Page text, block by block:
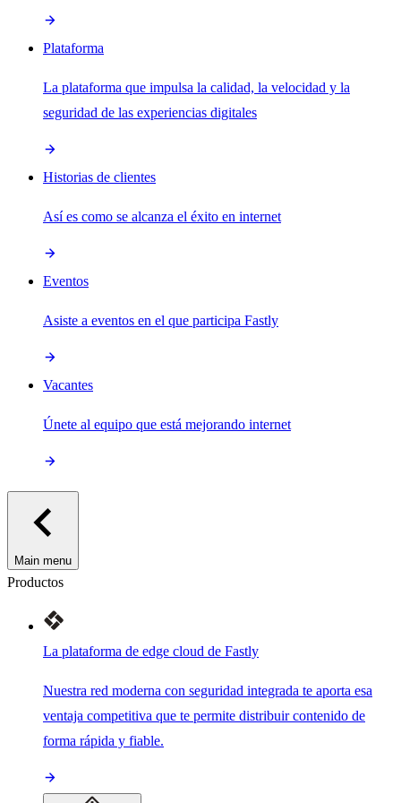
Plataforma
La plataforma que impulsa la calidad, la velocidad y la
seguridad de las experiencias digitales
Historias de clientes
Así es como se alcanza el éxito en internet
Eventos
Asiste a eventos en el que participa Fastly
Vacantes
Únete al equipo que está mejorando internet
Main menu
Productos
La plataforma de edge cloud de Fastly
Nuestra red moderna con seguridad integrada te aporta esa
ventaja competitiva que te permite distribuir contenido de
forma rápida y fiable.